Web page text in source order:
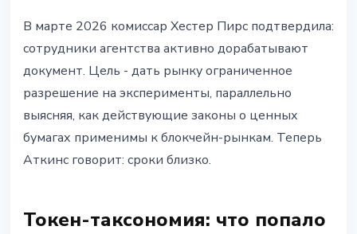
В марте 2026 комиссар Хестер Пирс подтвердила:
сотрудники агентства активно дорабатывают
документ. Цель - дать рынку ограниченное
разрешение на эксперименты, параллельно
выясняя, как действующие законы о ценных
бумагах применимы к блокчейн-рынкам. Теперь
Аткинс говорит: сроки близко.
Токен-таксономия: что попало